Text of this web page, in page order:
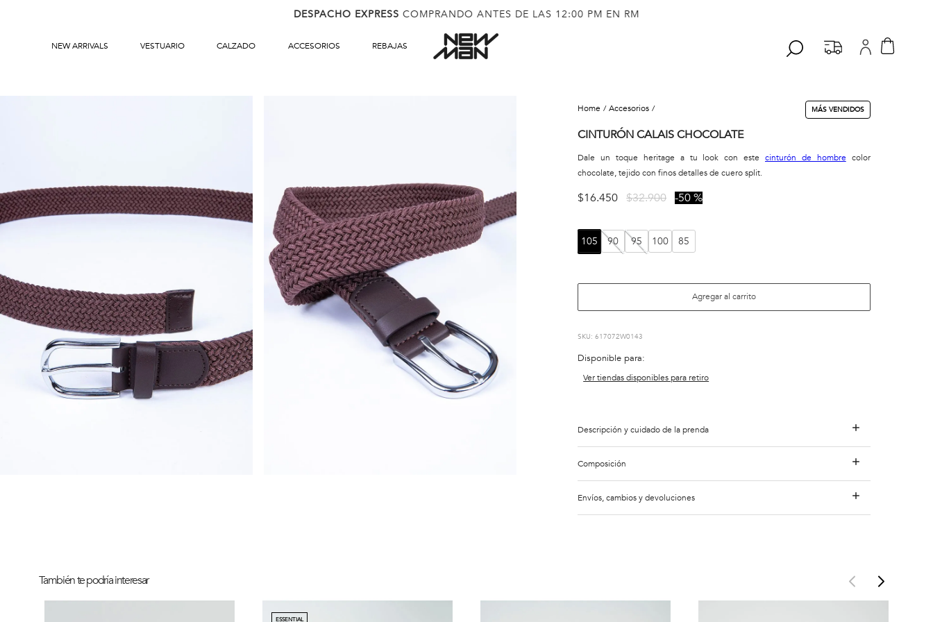
DESPACHO EXPRESS COMPRANDO ANTES DE LAS 12:00 PM EN RM
NEW ARRIVALS VESTUARIO CALZADO ACCESORIOS REBAJAS
accesorios MÁS VENDIDOS
CINTURÓN CALAIS CHOCOLATE
Dale un toque heritage a tu look con este cinturón de hombre color
chocolate, tejido con finos detalles de cuero split.
$16.450 $32.900 50 %
105 90 95 100 85
Agregar al carrito
:617072W0143
Disponible para:
Ver tiendas disponibles para retiro
Descripción y cuidado de la prenda
Composición
Envíos, cambios y devoluciones
También te podría interesar
ESSENTIAL